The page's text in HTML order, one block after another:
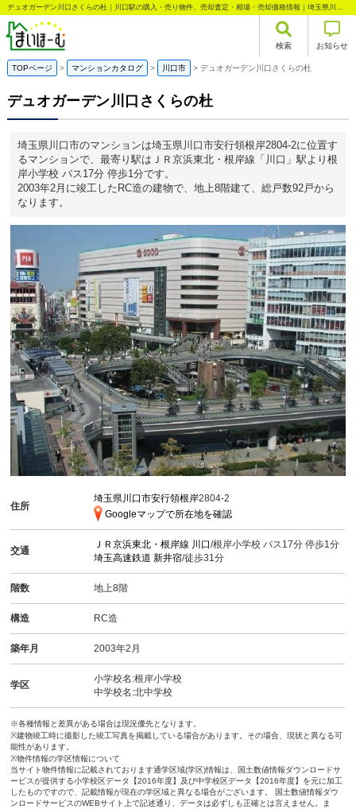
デュオガーデン川口さくらの杜｜川口駅の購入・売り物件、売却査定・相場・売却価格情報｜埼玉県川口市安行領根岸のマンション情報｜まいほーむ
検索 お知らせ
TOPページ マンションカタログ 川口市 デュオガーデン川口さくらの杜
デュオガーデン川口さくらの杜
埼玉県川口市のマンションは埼玉県川口市安行領根岸2804-2に位置す
るマンションで、最寄り駅はＪＲ京浜東北・根岸線「川口」駅より根
岸小学校 バス17分 停歩1分です。
2003年2月に竣工したRC造の建物で、地上8階建て、総戸数92戸から
なります。
住所
埼玉県川口市安行領根岸2804-2
Googleマップで所在地を確認
交通
ＪＲ京浜東北・根岸線 川口/根岸小学校 バス17分 停歩1分
埼玉高速鉄道新井宿/徒歩31分
階数 地上8階
構造 RC造
築年月 2003年2月
学区
小学校名:根岸小学校
中学校名:北中学校
※各種情報と差異がある場合は現況優先となります。
※建物竣工時に撮影した竣工写真を掲載している場合があります。その場合、現状と異なる可
能性があります。
※物件情報の学区情報について
当サイト物件情報に記載されております通学区域(学区)情報は、国土数値情報ダウンロードサ
ービスが提供する小学校区データ【2016年度】及び中学校区データ【2016年度】を元に加工
したものですので、記載情報が現在の学区域と異なる場合がございます。 国土数値情報ダウ
ンロードサービスのWEBサイト上で記述通り、データは必ずしも正確とは言えません。ま